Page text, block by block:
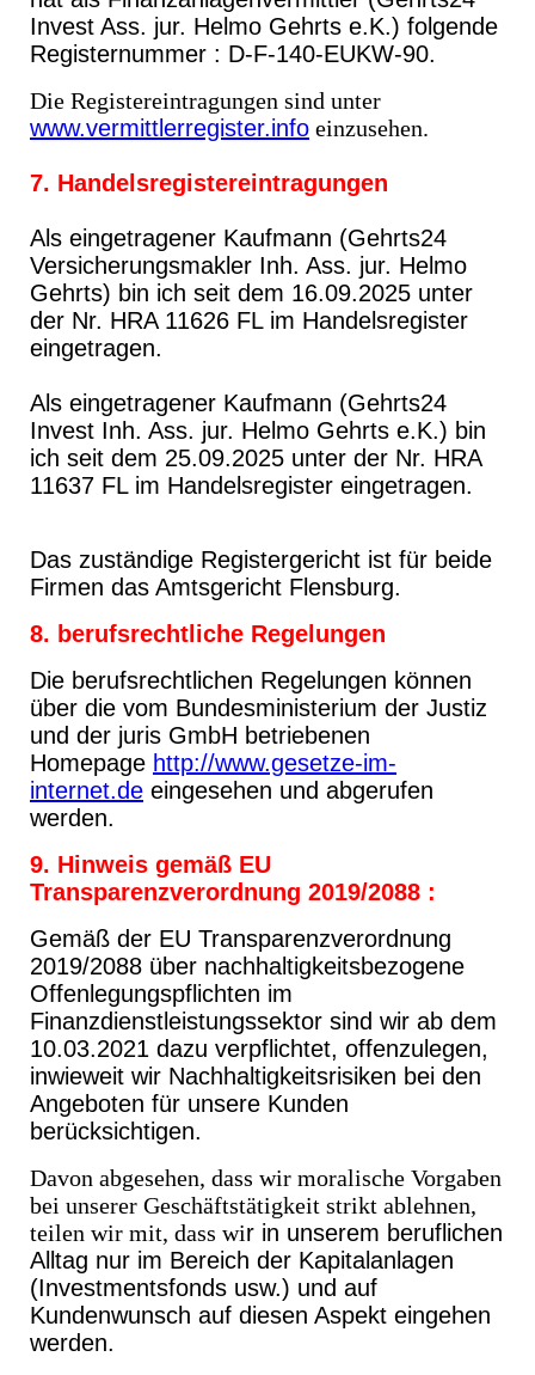
Invest Ass. jur. Helmo Gehrts e.K.) folgende
Registernummer : D-F-140-EUKW-90.
Die Registereintragungen sind unter
www.vermittlerregister.info einzusehen.
7. Handelsregistereintragungen
Als eingetragener Kaufmann (Gehrts24
Versicherungsmakler Inh. Ass. jur. Helmo
Gehrts) bin ich seit dem 16.09.2025 unter
der Nr. HRA 11626 FL im Handelsregister
eingetragen.
Als eingetragener Kaufmann (Gehrts24
Invest Inh. Ass. jur. Helmo Gehrts e.K.) bin
ich seit dem 25.09.2025 unter der Nr. HRA
11637 FL im Handelsregister eingetragen.
Das zuständige Registergericht ist für beide
Firmen das Amtsgericht Flensburg.
8. berufsrechtliche Regelungen
Die berufsrechtlichen Regelungen können
über die vom Bundesministerium der Justiz
und der juris GmbH betriebenen
Homepage http://www.gesetze-im-
internet.de eingesehen und abgerufen
werden.
9. Hinweis gemäß EU
Transparenzverordnung 2019/2088 :
Gemäß der EU Transparenzverordnung
2019/2088 über nachhaltigkeitsbezogene
Offenlegungspflichten im
Finanzdienstleistungssektor sind wir ab dem
10.03.2021 dazu verpflichtet, offenzulegen,
inwieweit wir Nachhaltigkeitsrisiken bei den
Angeboten für unsere Kunden
berücksichtigen.
Davon abgesehen, dass wir moralische Vorgaben
bei unserer Geschäftstätigkeit strikt ablehnen,
teilen wir mit, dass wir in unserem beruflichen
Alltag nur im Bereich der Kapitalanlagen
(Investmentsfonds usw.) und auf
Kundenwunsch auf diesen Aspekt eingehen
werden.